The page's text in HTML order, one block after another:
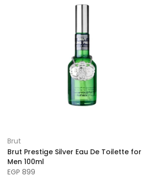
Brut
Brut Prestige Silver Eau De Toilette for
Men 100ml
EGP 899